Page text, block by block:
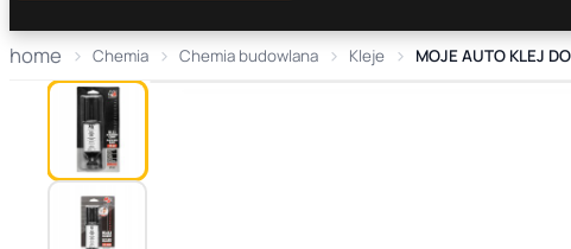
home Chemia Chemia budowlana Kleje